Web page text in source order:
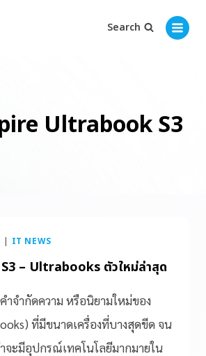
Search
Ultrabook S3
| IT NEWS
– Ultrabooks ตัวใหม่ล่าสุด
ำจำกัดความ หรือนิยามใหม่ของ
ที่มีขนาดเครื่องที่บางสุดขีด จน
จะมีอุปกรณ์เทคโนโลยีมากมายใน